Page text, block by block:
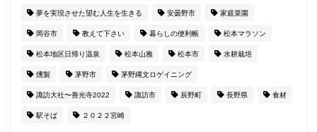
夢を実現させた望む人生を生きる 安曇野市 家庭菜園
岡谷市 教えて下さい 暮らしの便利帳 松本マラソン
松本地区日帰り温泉 松本山雅 松本市 水耕栽培
燻製 茅野市 茅野縄文ロゲイニング
諏訪大社〜善光寺2022 諏訪市 辰野町 長野県 食材
駅そば ２０２２宮崎